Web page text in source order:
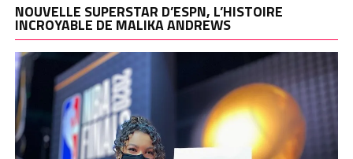
NOUVELLE SUPERSTAR D’ESPN, L’HISTOIRE
INCROYABLE DE MALIKA ANDREWS